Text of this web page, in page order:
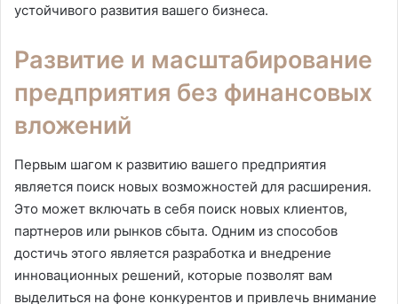
устойчивого развития вашего бизнеса.
Развитие и масштабирование
предприятия без финансовых
вложений
Первым шагом к развитию вашего предприятия
является поиск новых возможностей для расширения.
Это может включать в себя поиск новых клиентов,
партнеров или рынков сбыта. Одним из способов
достичь этого является разработка и внедрение
инновационных решений, которые позволят вам
выделиться на фоне конкурентов и привлечь внимание